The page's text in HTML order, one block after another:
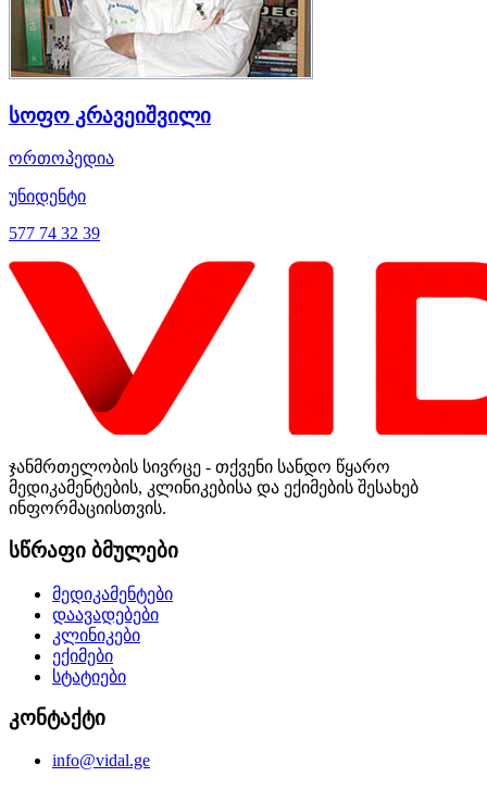
სოფო კრავეიშვილი
ორთოპედია
უნიდენტი
577 74 32 39
ჯანმრთელობის სივრცე - თქვენი სანდო წყარო
მედიკამენტების, კლინიკებისა და ექიმების შესახებ
ინფორმაციისთვის.
სწრაფი ბმულები
მედიკამენტები
დაავადებები
კლინიკები
ექიმები
სტატიები
კონტაქტი
info@vidal.ge